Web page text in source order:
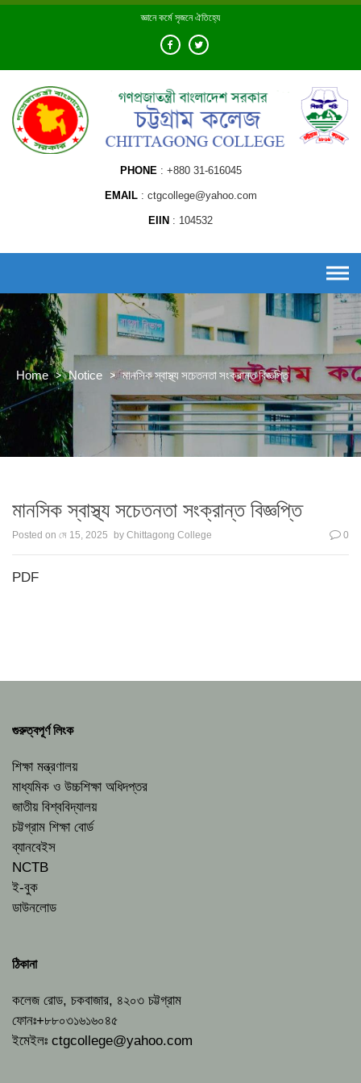
Skip
জ্ঞানে কর্মে সৃজনে ঐতিহ্যে
PHONE +880 31-616045
EMAIL ctgcollege@yahoo.com
EIIN 104532
Home > Notice > মানসিক স্বাস্থ্য সচেতনতা সংক্রান্ত বিজ্ঞপ্তি
মানসিক স্বাস্থ্য সচেতনতা সংক্রান্ত বিজ্ঞপ্তি
Posted on মে 15, 2025 by Chittagong College 0
PDF
গুরুত্বপূর্ণ লিংক
শিক্ষা মন্ত্রণালয়
মাধ্যমিক ও উচ্চশিক্ষা অধিদপ্তর
জাতীয় বিশ্ববিদ্যালয়
চট্টগ্রাম শিক্ষা বোর্ড
ব্যানবেইস
NCTB
ই-বুক
ডাউনলোড
ঠিকানা
কলেজ রোড, চকবাজার, ৪২০৩ চট্টগ্রাম
ফোনঃ+৮৮০৩১৬১৬০৪৫
ইমেইলঃ ctgcollege@yahoo.com